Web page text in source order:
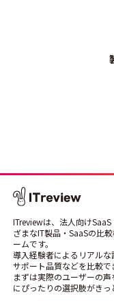
ITreviewは、法人向け
ざまなIT製品・SaaSの比
ームです。
導入経験者によるリアルな
サポート品質などを比較で
まずは実際のユーザーの
にぴったりの選択肢がきっ